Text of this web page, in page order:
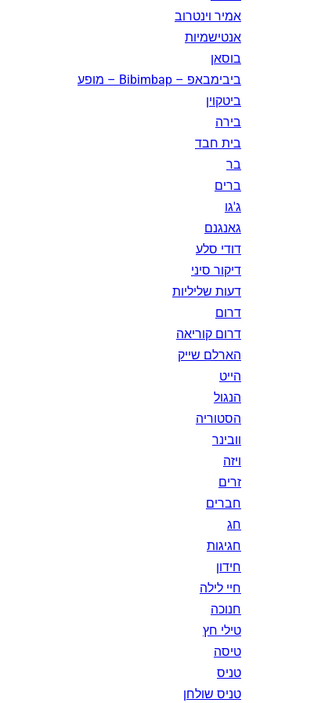
אמיר וינטרוב
אנטישמיות
בוסאן
ביבימבאפ – Bibimbap – מופע
ביטקוין
בירה
בית חבד
בר
ברים
ג'גו
גאנגנם
דודי סלע
דיקור סיני
דעות שליליות
דרום
דרום קוריאה
הארלם שייק
הייט
הנגול
הסטוריה
וובינר
ויזה
זרים
חברים
חג
חגיגות
חידון
חיי לילה
חנוכה
טילי חץ
טיסה
טניס
טניס שולחן